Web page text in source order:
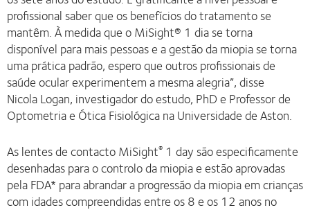
profissional saber que os benefícios do tratamento se
mantêm. À medida que o MiSight® 1 dia se torna
disponível para mais pessoas e a gestão da miopia se torna
uma prática padrão, espero que outros profissionais de
saúde ocular experimentem a mesma alegria”, disse
Nicola Logan, investigador do estudo, PhD e Professor de
Optometria e Ótica Fisiológica na Universidade de Aston.
As lentes de contacto MiSight® 1 day são especificamente
desenhadas para o controlo da miopia e estão aprovadas
pela FDA* para abrandar a progressão da miopia em crianças
com idades compreendidas entre os 8 e os 12 anos no